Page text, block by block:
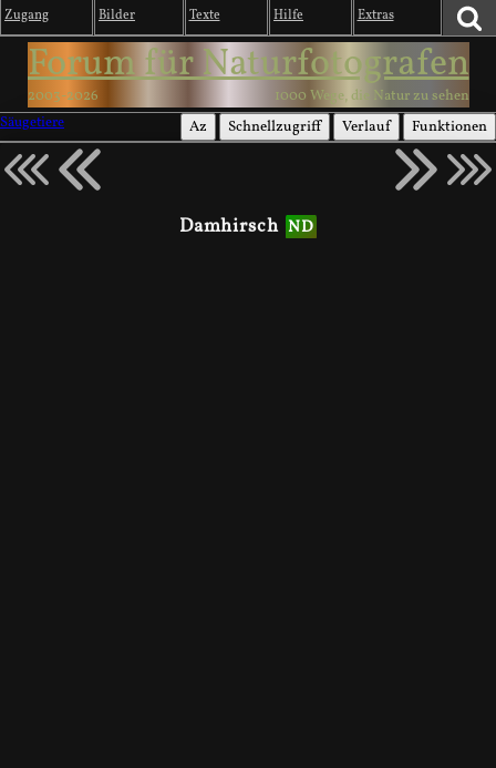
Zugang Bilder Texte Hilfe Extras
Forum für Naturfotografen
2003-2026
1000 Wege, die Natur zu sehen
Säugetiere
Az Schnellzugriff Verlauf Funktionen
Damhirsch